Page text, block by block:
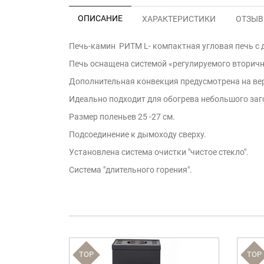
ОПИСАНИЕ ХАРАКТЕРИСТИКИ
Печь-камин РИТМ L- компактная угловая печь
Печь оснащена системой «регулируемого
Дополнительная конвекция предусмотрена на
Идеально подходит для обогрева небольшого
Размер поленьев 25 -27 см.
Подсоединение к дымоходу сверху.
Установлена система очистки "чистое стекло".
Система "длительного горения".
TOP TOP